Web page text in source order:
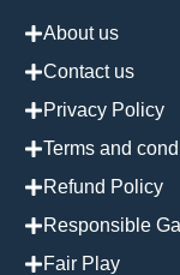
About us
Contact us
Privacy Policy
Terms and
Refund Policy
Responsible
Fair Play